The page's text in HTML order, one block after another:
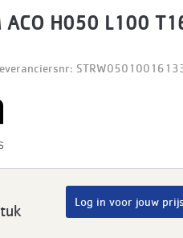
ACO H050 L100
Log in voor jouw prijs